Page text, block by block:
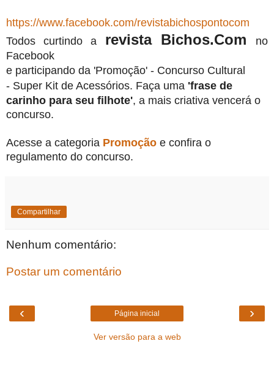
https://www.facebook.com/revistabichospontocom
Todos curtindo a revista Bichos.Com
no
Facebook
e participando da 'Promoção' - Concurso Cultural
- Super Kit de Acessórios. Faça uma 'frase de
carinho para seu filhote', a mais criativa vencerá o
concurso.
Acesse a categoria Promoção e confira o
regulamento do concurso.
Compartilhar
Nenhum comentário:
Postar um comentário
‹ ›
Página inicial
Ver versão para a web